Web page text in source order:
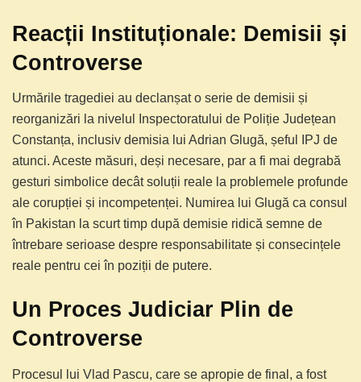
Reacții Instituționale: Demisii și
Controverse
Urmările tragediei au declanșat o serie de demisii și
reorganizări la nivelul Inspectoratului de Poliție Județean
Constanța, inclusiv demisia lui Adrian Glugă, șeful IPJ de
atunci. Aceste măsuri, deși necesare, par a fi mai degrabă
gesturi simbolice decât soluții reale la problemele profunde
ale corupției și incompetenței. Numirea lui Glugă ca consul
în Pakistan la scurt timp după demisie ridică semne de
întrebare serioase despre responsabilitate și consecințele
reale pentru cei în poziții de putere.
Un Proces Judiciar Plin de
Controverse
Procesul lui Vlad Pascu, care se apropie de final, a fost